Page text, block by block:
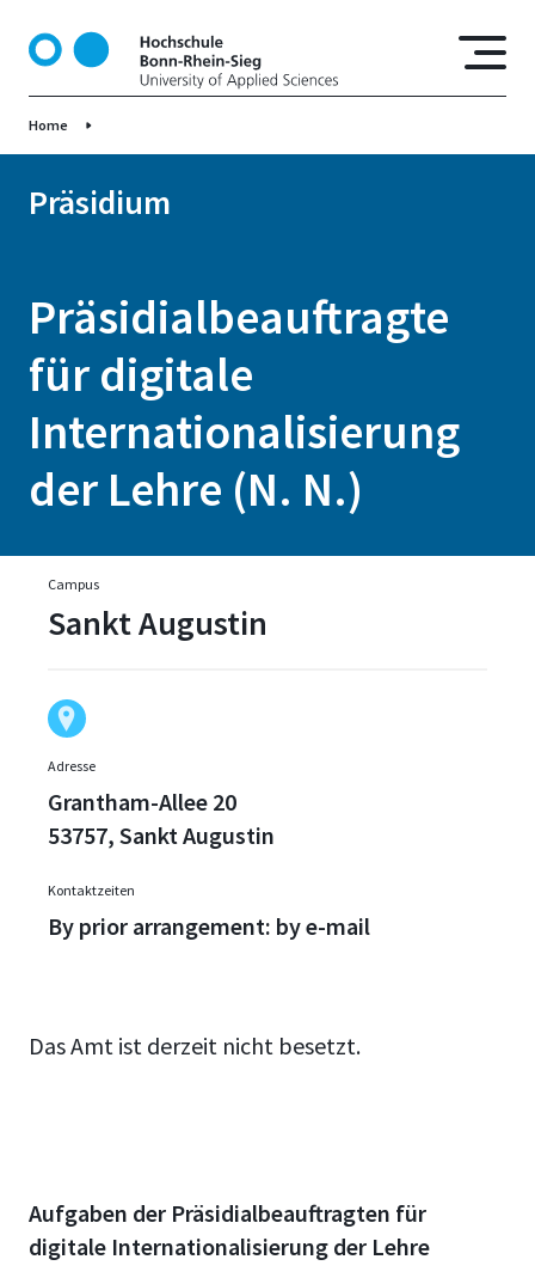
t
Home
Präsidium
Präsidialbeauftragte
für digitale
Internationalisierung
der Lehre (N. N.)
Campus
Sankt Augustin
Adresse
Grantham-Allee 20
53757, Sankt Augustin
Kontaktzeiten
By prior arrangement: by e-mail
Das Amt ist derzeit nicht besetzt.
Aufgaben der Präsidialbeauftragten für
digitale Internationalisierung der Lehre